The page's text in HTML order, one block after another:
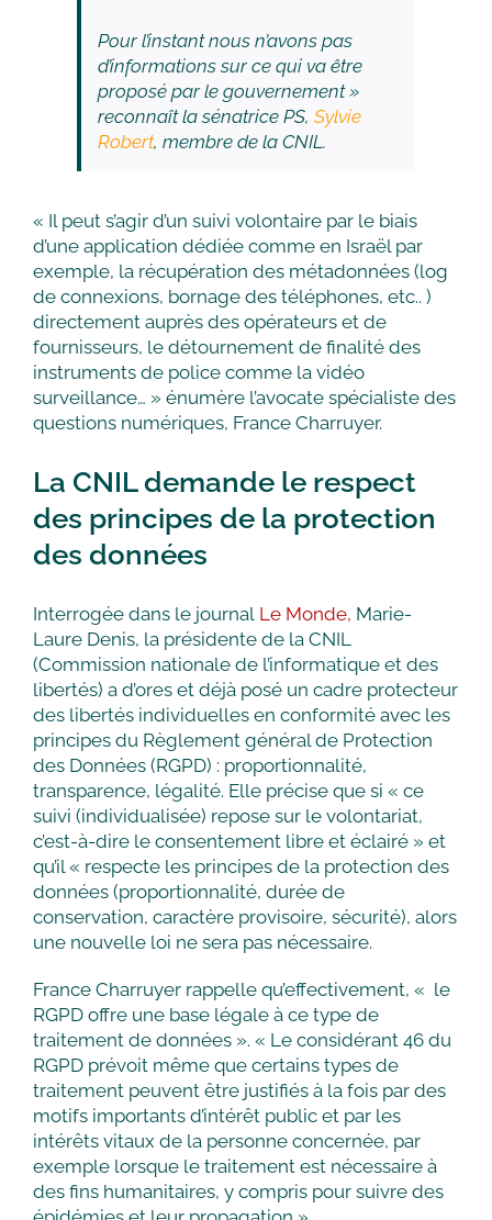
Pour l’instant nous n’avons pas
d’informations sur ce qui va être
proposé par le gouvernement »
reconnaît la sénatrice PS, Sylvie
Robert, membre de la CNIL.
« Il peut s’agir d’un suivi volontaire par le biais
d’une application dédiée comme en Israël par
exemple, la récupération des métadonnées (log
de connexions, bornage des téléphones, etc.. )
directement auprès des opérateurs et de
fournisseurs, le détournement de finalité des
instruments de police comme la vidéo
surveillance… » énumère l’avocate spécialiste des
questions numériques, France Charruyer.
La CNIL demande le respect
des principes de la protection
des données
Interrogée dans le journal Le Monde, Marie-
Laure Denis, la présidente de la CNIL
(Commission nationale de l’informatique et des
libertés) a d’ores et déjà posé un cadre protecteur
des libertés individuelles en conformité avec les
principes du Règlement général de Protection
des Données (RGPD) : proportionnalité,
transparence, légalité. Elle précise que si « ce
suivi (individualisée) repose sur le volontariat,
c’est-à-dire le consentement libre et éclairé » et
qu’il « respecte les principes de la protection des
données (proportionnalité, durée de
conservation, caractère provisoire, sécurité), alors
une nouvelle loi ne sera pas nécessaire.
France Charruyer rappelle qu’effectivement, « le
RGPD offre une base légale à ce type de
traitement de données ». « Le considérant 46 du
RGPD prévoit même que certains types de
traitement peuvent être justifiés à la fois par des
motifs importants d’intérêt public et par les
intérêts vitaux de la personne concernée, par
exemple lorsque le traitement est nécessaire à
des fins humanitaires, y compris pour suivre des